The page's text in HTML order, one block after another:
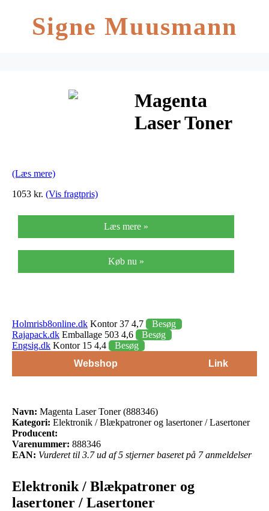
Signe Muusmann
Magenta
Laser Toner
(Læs mere)
1053 kr. (Vis fragtpris)
Læs mere »
Køb nu »
Holmrisb8online.dk Kontor 37 4,7
Besøg
Rajapack.dk Emballage 503 4,6
Besøg
Engsig.dk Kontor 15 4,4
Besøg
Webshop
Link
Navn: Magenta Laser Toner (888346)
Kategori: Elektronik / Blækpatroner og lasertoner / Lasertoner
Producent:
Varenummer: 888346
EAN: Vurderet til 3.7 ud af 5 stjerner baseret på 7 anmeldelser
Elektronik / Blækpatroner og
lasertoner / Lasertoner